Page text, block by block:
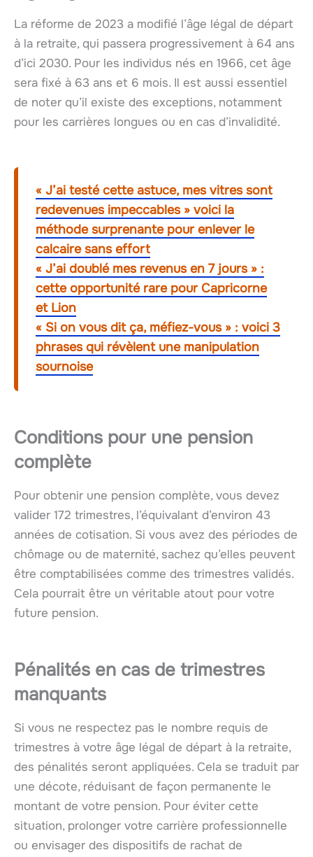
La réforme de 2023 a modifié l’âge légal de départ
à la retraite, qui passera progressivement à 64 ans
d’ici 2030. Pour les individus nés en 1966, cet âge
sera fixé à 63 ans et 6 mois. Il est aussi essentiel
de noter qu’il existe des exceptions, notamment
pour les carrières longues ou en cas d’invalidité.
« J’ai testé cette astuce, mes vitres sont
redevenues impeccables » voici la
méthode surprenante pour enlever le
calcaire sans effort
« J’ai doublé mes revenus en 7 jours » :
cette opportunité rare pour Capricorne
et Lion
« Si on vous dit ça, méfiez-vous » : voici 3
phrases qui révèlent une manipulation
sournoise
Conditions pour une pension
complète
Pour obtenir une pension complète, vous devez
valider 172 trimestres, l’équivalant d’environ 43
années de cotisation. Si vous avez des périodes de
chômage ou de maternité, sachez qu’elles peuvent
être comptabilisées comme des trimestres validés.
Cela pourrait être un véritable atout pour votre
future pension.
Pénalités en cas de trimestres
manquants
Si vous ne respectez pas le nombre requis de
trimestres à votre âge légal de départ à la retraite,
des pénalités seront appliquées. Cela se traduit par
une décote, réduisant de façon permanente le
montant de votre pension. Pour éviter cette
situation, prolonger votre carrière professionnelle
ou envisager des dispositifs de rachat de